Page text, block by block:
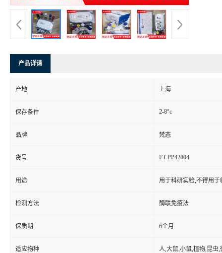
产品详请
产地 上海
保存条件 2-8°c
品牌 梵态
货号 FT-PP42804
用途 用于科研实验,不得用于
检测方法 酶联免疫法
保质期 6个月
适应物种 人,大鼠,小鼠,植物,昆虫,